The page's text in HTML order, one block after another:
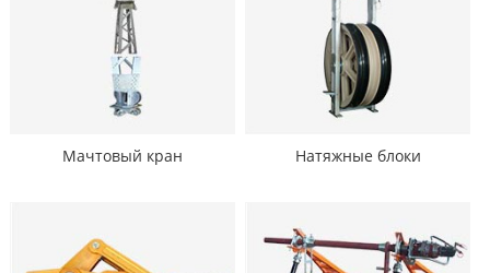
Мачтовый кран Натяжные блоки